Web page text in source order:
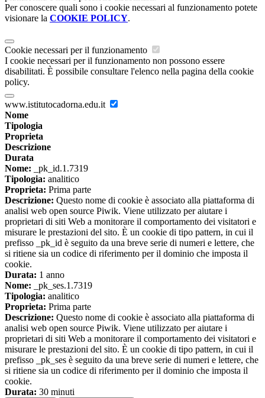
Per conoscere quali sono i cookie necessari al funzionamento potete
visionare la COOKIE POLICY.
Cookie necessari per il funzionamento
I cookie necessari per il funzionamento non possono essere
disabilitati. È possibile consultare l'elenco nella pagina della cookie
policy.
www.istitutocadorna.edu.it
Nome
Tipologia
Proprieta
Descrizione
Durata
Nome: _pk_id.1.7319
Tipologia: analitico
Proprieta: Prima parte
Descrizione: Questo nome di cookie è associato alla piattaforma di
analisi web open source Piwik. Viene utilizzato per aiutare i
proprietari di siti Web a monitorare il comportamento dei visitatori e
misurare le prestazioni del sito. È un cookie di tipo pattern, in cui il
prefisso _pk_id è seguito da una breve serie di numeri e lettere, che
si ritiene sia un codice di riferimento per il dominio che imposta il
cookie.
Durata: 1 anno
Nome: _pk_ses.1.7319
Tipologia: analitico
Proprieta: Prima parte
Descrizione: Questo nome di cookie è associato alla piattaforma di
analisi web open source Piwik. Viene utilizzato per aiutare i
proprietari di siti Web a monitorare il comportamento dei visitatori e
misurare le prestazioni del sito. È un cookie di tipo pattern, in cui il
prefisso _pk_ses è seguito da una breve serie di numeri e lettere, che
si ritiene sia un codice di riferimento per il dominio che imposta il
cookie.
Durata: 30 minuti